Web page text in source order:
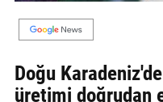
BİZE
ULAŞIN
Künye
Doğu
üretimi doğrudan